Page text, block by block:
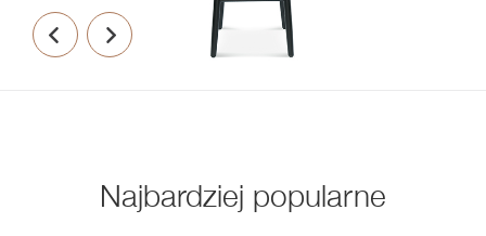
Najbardziej popularne